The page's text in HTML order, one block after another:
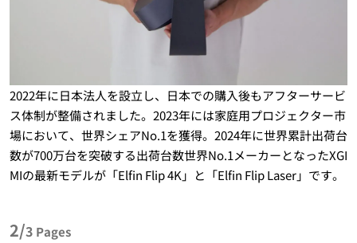
2022年に日本法人を設立し、日本での購入後もアフターサービ
ス体制が整備されました。2023年には家庭用プロジェクター市
場において、世界シェアNo.1を獲得。2024年に世界累計出荷台
数が700万台を突破する出荷台数世界No.1メーカーとなったXGI
MIの最新モデルが「Elfin Flip 4K」と「Elfin Flip Laser」です。
2/3 Pages